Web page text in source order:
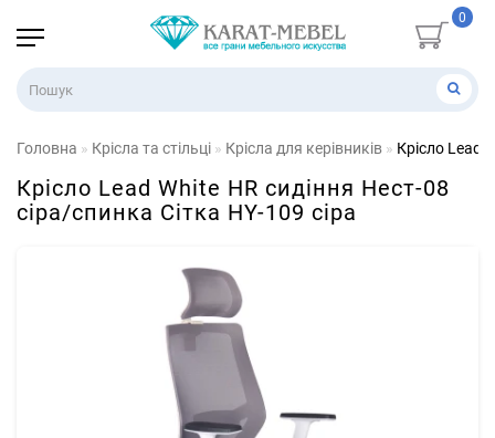
0
Головна Крісла та стільці Крісла для керівників Крісло Lead
Крісло Lead White HR сидіння Нест-08
сіра/спинка Сітка HY-109 сіра